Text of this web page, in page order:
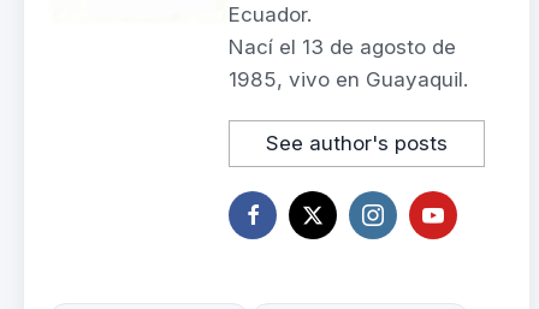
Ecuador.
Nací el 13 de agosto de
1985, vivo en Guayaquil.
See author's posts